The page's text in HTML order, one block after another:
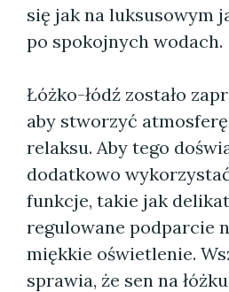
się jak na luksusowym
po spokojnych wodach.
Łóżko-łódź zostało
aby stworzyć
relaksu. Aby tego
dodatkowo
funkcje, takie jak
regulowane podparcie
miękkie oświetlenie.
sprawia, że sen na